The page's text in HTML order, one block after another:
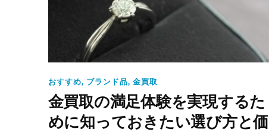
おすすめ, ブランド品, 金買取
金買取の満足体験を実現するた
めに知っておきたい選び方と価